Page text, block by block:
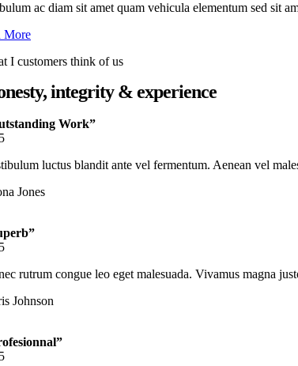
ac diam sit amet quam vehicula elementum sed sit
More
I customers think of us
integrity & experience
Work”
luctus blandit ante vel fermentum. Aenean vel
Jones
rutrum congue leo eget malesuada. Vivamus magna
Johnson